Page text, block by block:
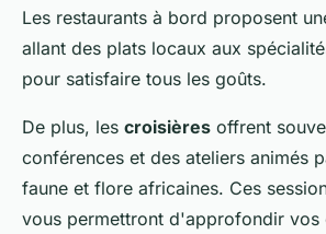
Les restaurants à bord proposent
allant des plats locaux aux
pour satisfaire tous les goûts.
De plus, les croisières offrent
conférences et des ateliers animés
faune et flore africaines. Ces
vous permettront d'approfondir vos